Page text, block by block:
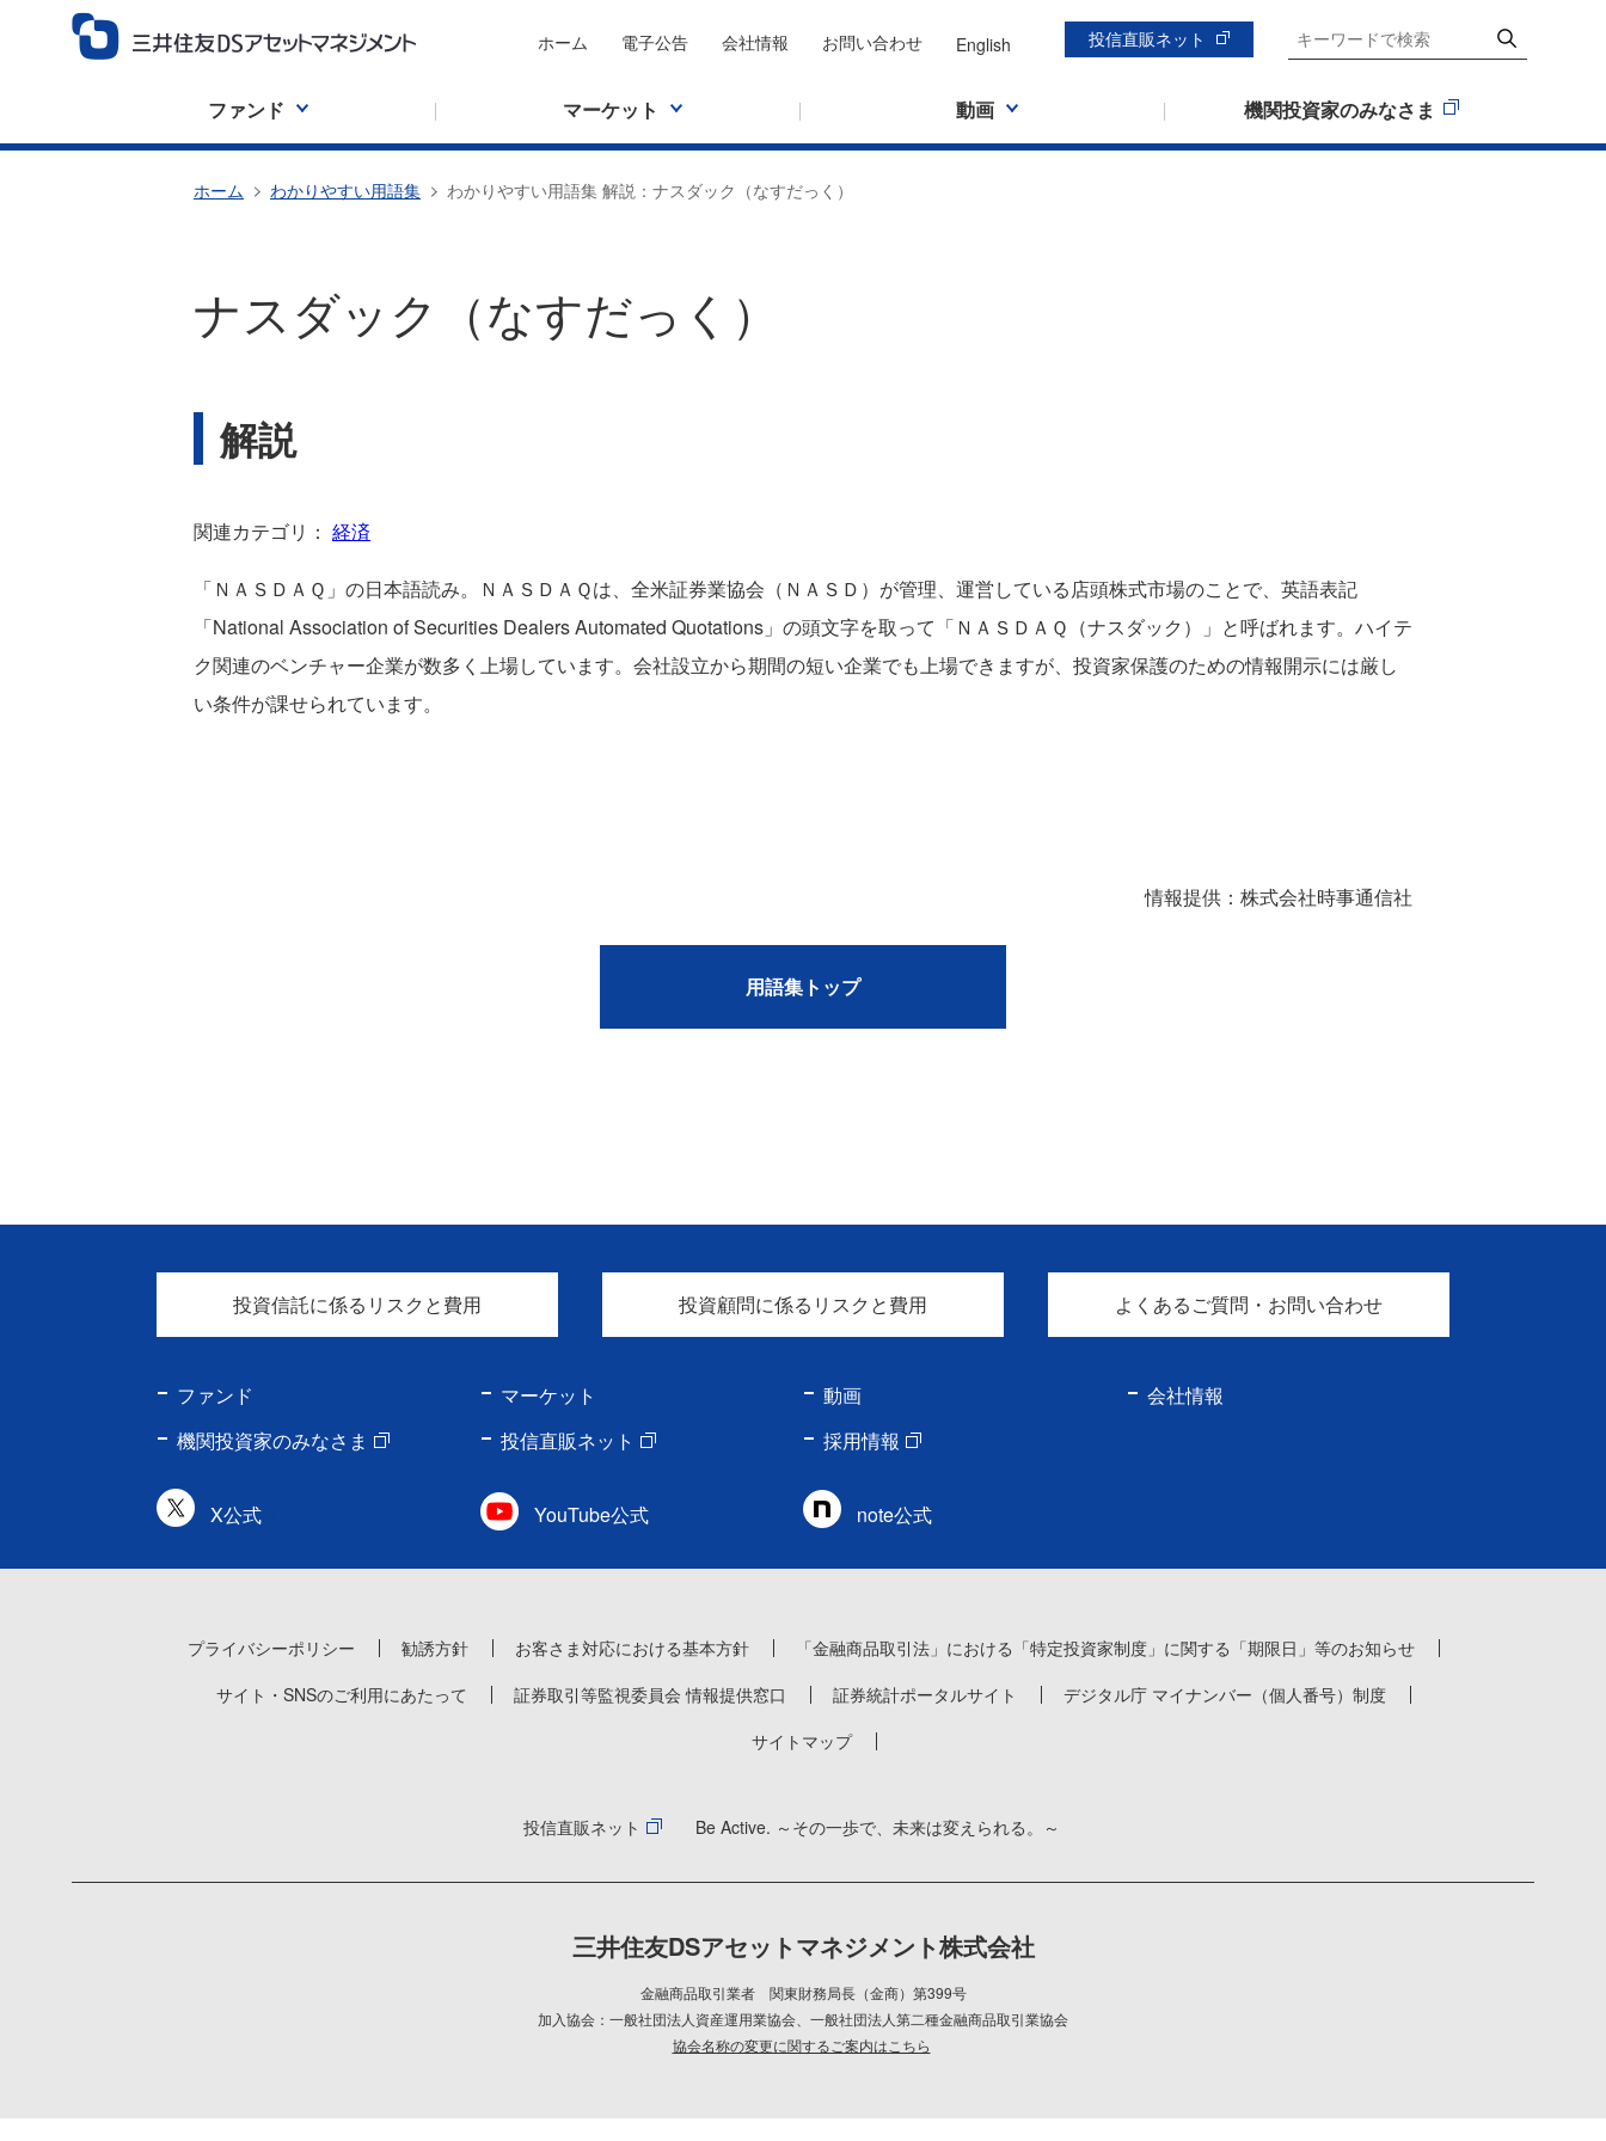
ホーム 電子公告 会社情報 お問い合わせ English 投信直販ネット
ファンド マーケット 動画 機関投資家のみなさま
ホーム わかりやすい用語集 わかりやすい用語集 解説：ナスダック（なすだっく）
ナスダック（なすだっく）
解説
関連カテゴリ： 経済
「ＮＡＳＤＡＱ」の日本語読み。ＮＡＳＤＡＱは、全米証券業協会（ＮＡＳＤ）が管理、運営している店頭株式市場のことで、英語表記
「National Association of Securities Dealers Automated Quotations」の頭文字を取って「ＮＡＳＤＡＱ（ナスダック）」と呼ばれます。ハイテ
ク関連のベンチャー企業が数多く上場しています。会社設立から期間の短い企業でも上場できますが、投資家保護のための情報開示には厳し
い条件が課せられています。
情報提供：株式会社時事通信社
用語集トップ
投資信託に係るリスクと費用 投資顧問に係るリスクと費用 よくあるご質問・お問い合わせ
ファンド マーケット 動画
会社情報
機関投資家のみなさま
投信直販ネット 採用情報
X公式 YouTube公式 note公式
プライバシーポリシー 勧誘方針 お客さま対応における基本方針
「金融商品取引法」における「特定投資家制度」に関する「期限日」等のお知らせ
サイト・SNSのご利用にあたって
証券取引等監視委員会 情報提供窓口 証券統計ポータルサイト
デジタル庁 マイナンバー（個人番号）制度
サイトマップ
投信直販ネット Be Active. ～その一歩で、未来は変えられる。～
三井住友DSアセットマネジメント株式会社
金融商品取引業者 関東財務局長（金商）第399号
加入協会：一般社団法人資産運用業協会
一般社団法人第二種金融商品取引業協会
協会名称の変更に関するご案内はこちら